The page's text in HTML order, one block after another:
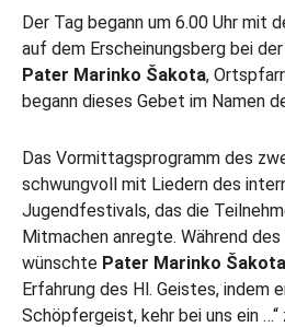
Der Tag begann um 6.00 Uhr mit
auf dem Erscheinungsberg bei
Pater Marinko Šakota,
begann dieses Gebet im Namen
Das Vormittagsprogramm des
schwungvoll mit Liedern des
Jugendfestivals, das die
Mitmachen anregte. Während
wünschte Pater Marinko Šakota
Erfahrung des Hl. Geistes, indem
Schöpfergeist, kehr bei uns ein